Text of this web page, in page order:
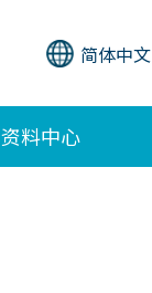
简体中文
资料中心